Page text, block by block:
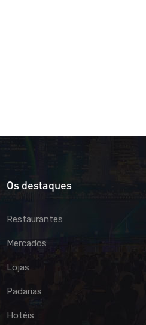
Os destaques
Restaurantes
Mercados
Lojas
Padarias
Hotéis